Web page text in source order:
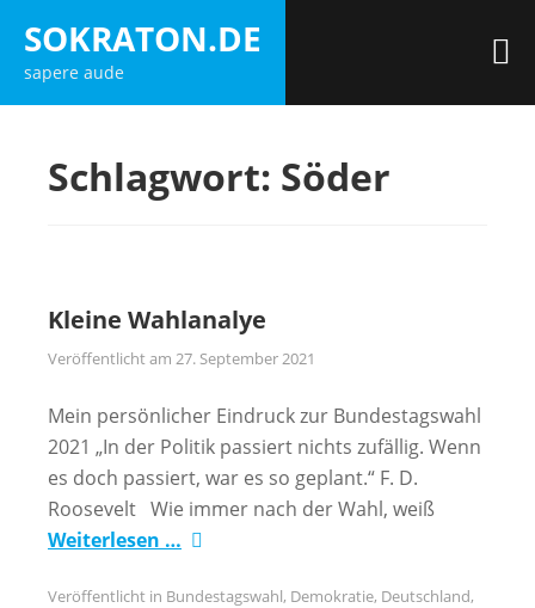
Inhalt
springen
SOKRATON.DE
sapere aude
Schlagwort: Söder
Kleine Wahlanalye
Veröffentlicht am 27. September 2021
Mein persönlicher Eindruck zur Bundestagswahl
2021 „In der Politik passiert nichts zufällig. Wenn
es doch passiert, war es so geplant.“ F. D.
Roosevelt Wie immer nach der Wahl, weiß
Weiterlesen …
Veröffentlicht in Bundestagswahl, Demokratie, Deutschland,